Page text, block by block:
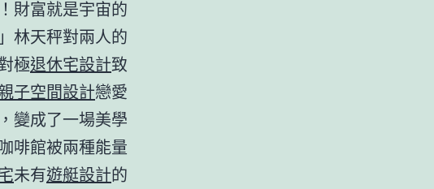
財富就是宇宙的
林天秤對兩人的
極退休宅設計致
子空間設計戀愛
，變成了一場美學
啡館被兩種能量
未有遊艇設計的